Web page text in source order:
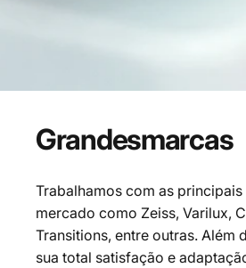
Grandesmarcas
Trabalhamos com as principais
mercado como Zeiss, Varilux,
Transitions, entre outras. Além
sua total satisfação e